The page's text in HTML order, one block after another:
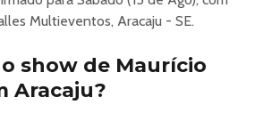
Inesquecivel Classics Em Aracaju
· Salles Multieventos · 15 de
Multieventos, Aracaju - SE.
show de Maurício
Aracaju?